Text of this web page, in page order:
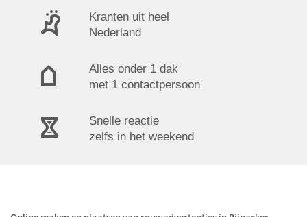
Kranten uit heel
Nederland
Alles onder 1 dak
met 1 contactpersoon
Snelle reactie
zelfs in het weekend